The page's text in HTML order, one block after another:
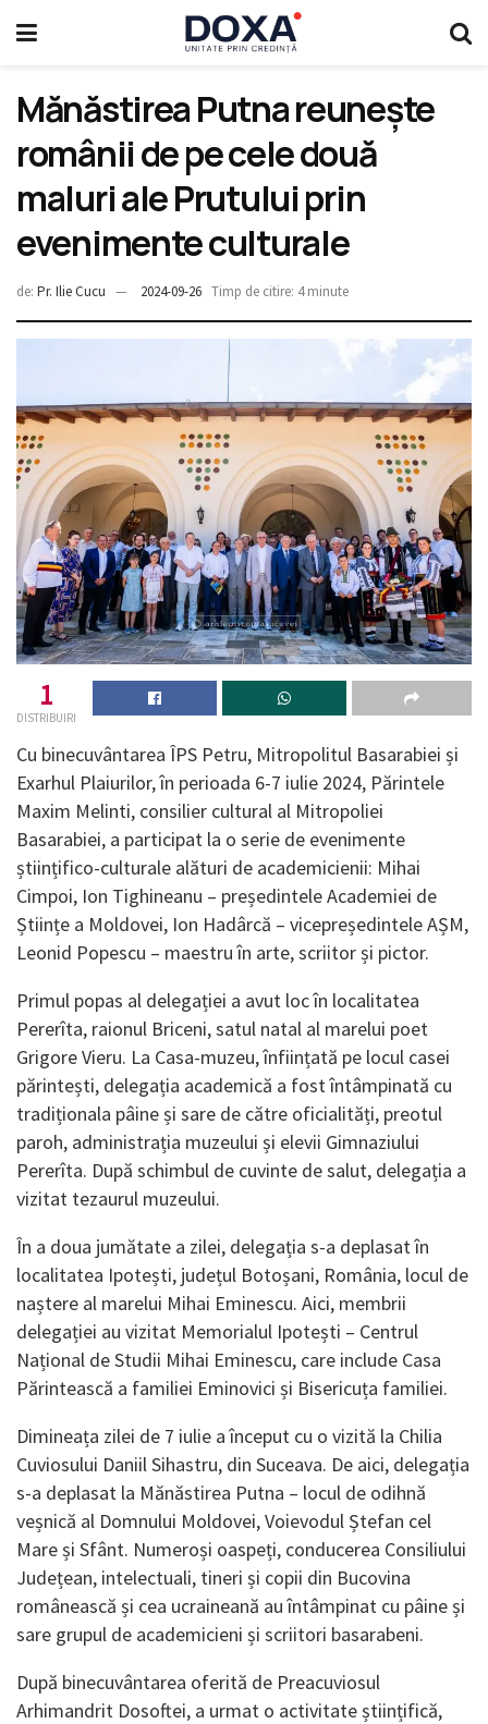
Mănăstirea Putna reunește
românii de pe cele două
maluri ale Prutului prin
evenimente culturale
de: Pr. Ilie Cucu 2024-09-26 Timp de citire: 4 minute
1
DISTRIBUIRI
Cu binecuvântarea ÎPS Petru, Mitropolitul Basarabiei și
Exarhul Plaiurilor, în perioada 6-7 iulie 2024, Părintele
Maxim Melinti, consilier cultural al Mitropoliei
Basarabiei, a participat la o serie de evenimente
științifico-culturale alături de academicienii: Mihai
Cimpoi, Ion Tighineanu – președintele Academiei de
Științe a Moldovei, Ion Hadârcă – vicepreședintele AȘM,
Leonid Popescu – maestru în arte, scriitor și pictor.
Primul popas al delegației a avut loc în localitatea
Pererîta, raionul Briceni, satul natal al marelui poet
Grigore Vieru. La Casa-muzeu, înființată pe locul casei
părintești, delegația academică a fost întâmpinată cu
tradiționala pâine și sare de către oficialități, preotul
paroh, administrația muzeului și elevii Gimnaziului
Pererîta. După schimbul de cuvinte de salut, delegația a
vizitat tezaurul muzeului.
În a doua jumătate a zilei, delegația s-a deplasat în
localitatea Ipotești, județul Botoșani, România, locul de
naștere al marelui Mihai Eminescu. Aici, membrii
delegației au vizitat Memorialul Ipotești – Centrul
Național de Studii Mihai Eminescu, care include Casa
Părintească a familiei Eminovici și Bisericuța familiei.
Dimineața zilei de 7 iulie a început cu o vizită la Chilia
Cuviosului Daniil Sihastru, din Suceava. De aici, delegația
s-a deplasat la Mănăstirea Putna – locul de odihnă
veșnică al Domnului Moldovei, Voievodul Ștefan cel
Mare și Sfânt. Numeroși oaspeți, conducerea Consiliului
Județean, intelectuali, tineri și copii din Bucovina
românească și cea ucraineană au întâmpinat cu pâine și
sare grupul de academicieni și scriitori basarabeni.
După binecuvântarea oferită de Preacuviosul
Arhimandrit Dosoftei, a urmat o activitate științifică,